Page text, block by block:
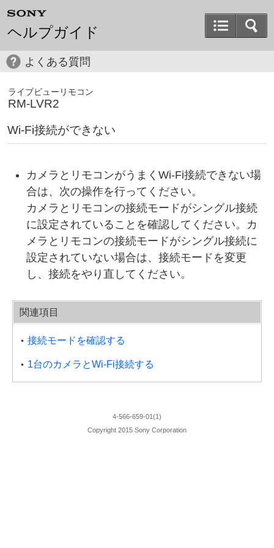
ヘルプガイド
よくある質問
ライブビューリモコン
RM-LVR2
Wi-Fi接続ができない
カメラとリモコンがうまくWi-Fi接続できない場
合は、次の操作を行ってください。
カメラとリモコンの接続モードがシングル接続
に設定されていることを確認してください。カ
メラとリモコンの接続モードがシングル接続に
設定されていない場合は、接続モードを変更
し、接続をやり直してください。
関連項目
接続モードを確認する
1台のカメラとWi-Fi接続する
4-566-659-01(1)
Copyright 2015 Sony Corporation